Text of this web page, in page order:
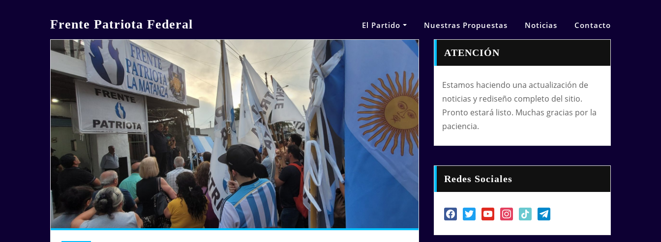
Frente Patriota Federal El Partido Nuestras Propuestas Noticias Contacto
ATENCIÓN
Estamos haciendo una actualización de
noticias y rediseño completo del sitio.
Pronto estará listo. Muchas gracias por la
paciencia.
Redes Sociales
facebooktwitteryoutubeinstagram
tiktok telegram